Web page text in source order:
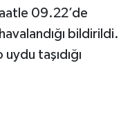
09.22’de
bildirildi.
taşıdığı